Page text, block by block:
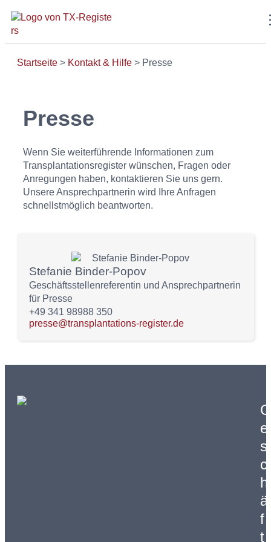
Startseite > Kontakt & Hilfe > Presse
Presse
Wenn Sie weiterführende Informationen zum
Transplantationsregister wünschen, Fragen oder
Anregungen haben, kontaktieren Sie uns gern.
Unsere Ansprechpartnerin wird Ihre Anfragen
schnellstmöglich beantworten.
Stefanie Binder-Popov
Geschäftsstellenreferentin und Ansprechpartnerin
für Presse
+49 341 98988 350
presse@transplantations-register.de
G
e
s
c
h
ä
f
t